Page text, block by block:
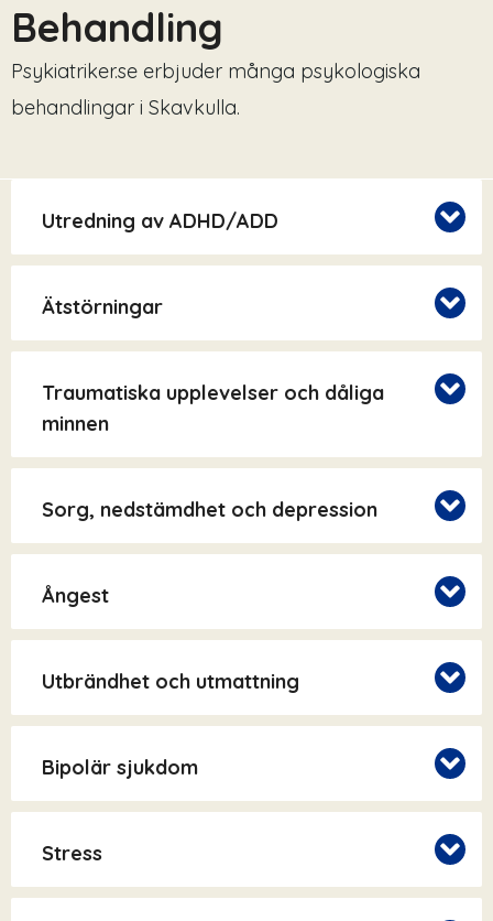
Behandling
Psykiatriker.se erbjuder många psykologiska
behandlingar i Skavkulla.
Utredning av ADHD/ADD
Ätstörningar
Traumatiska upplevelser och dåliga
minnen
Sorg, nedstämdhet och depression
Ångest
Utbrändhet och utmattning
Bipolär sjukdom
Stress